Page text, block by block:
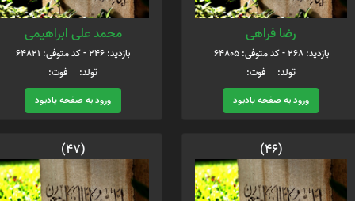
رضا فراهی
بازدید: 268 - کد متوفی: 64805
تولد: فوت:
ورود به صفحه یادبود
محمد علی ابراهیمی
بازدید: 246 - کد متوفی: 64821
تولد: فوت:
ورود به صفحه یادبود
(46)
(47)